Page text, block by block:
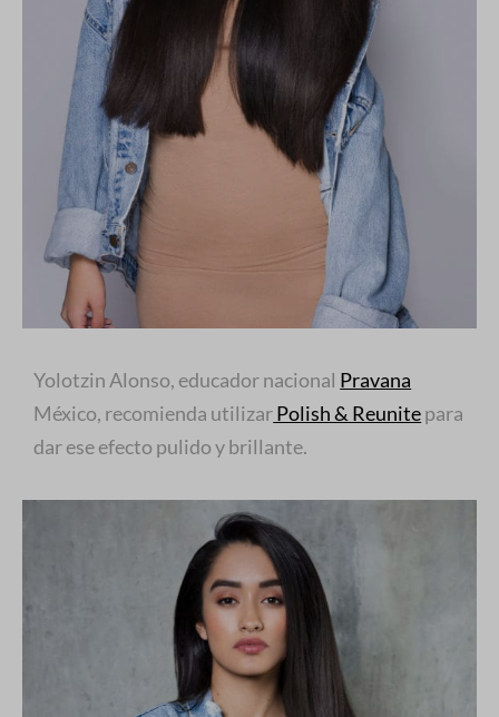
Yolotzin Alonso, educador nacional Pravana
México, recomienda utilizarPolish & Reunitepara
dar ese efecto pulido y brillante.